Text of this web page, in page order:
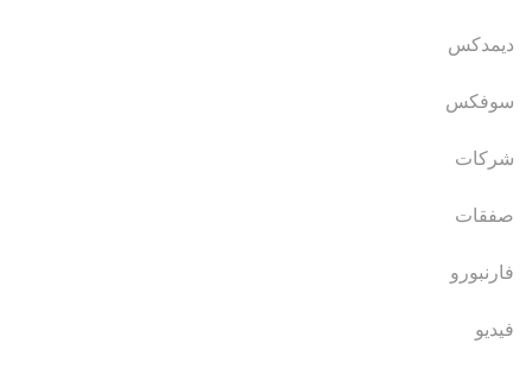
ديمدكس
سوفكس
شركات
صفقات
فارنبورو
فيديو